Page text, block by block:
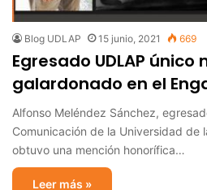
Blog UDLAP 15 junio, 2021 669
Egresado UDLAP único
galardonado en el
Alfonso Meléndez Sánchez,
Comunicación de la Universidad de
obtuvo una mención honorífica…
Leer más »